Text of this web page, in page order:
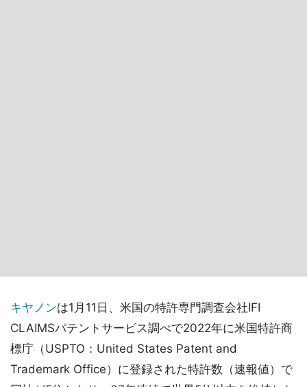
キヤノンは1月11日、米国の特許専門調査会社IFI
CLAIMSパテントサービス調べで2022年に米国特許商
標庁（USPTO：United States Patent and
Trademark Office）に登録された特許数（速報値）で